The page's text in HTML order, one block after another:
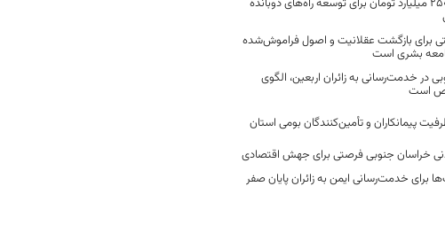
برای بازگشت عقلانیت و اصول فراموش‌شده
بشری است
در خدمت‌رسانی به زائران اربعین، الگوی
است
پیمانکاران و تأمین‌کنندگان بومی استان
خراسان جنوبی فرصتی برای جهش اقتصادی
برای خدمت‌رسانی ایمن به زائران پایان صفر